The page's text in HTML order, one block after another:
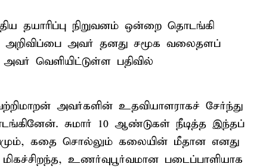
தயாரிப்பு நிறுவனம் ஒன்றை தொடங்கி
அறிவிப்பை அவர் தனது சமூக வலைதளப்
வெளியிட்டுள்ள பதிவில்
அவர்களின் உதவியாளராகச் சேர்ந்து
சுமார் 10 ஆண்டுகள் நீடித்த இந்தப்
கதை சொல்லும் கலையின் மீதான எனது
உணர்வுபூர்வமான படைப்பாளியாக